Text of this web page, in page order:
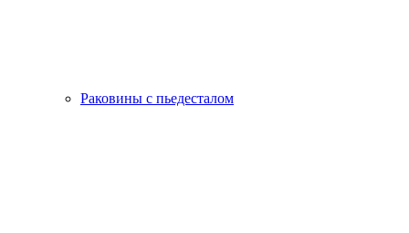
Раковины с пьедесталом